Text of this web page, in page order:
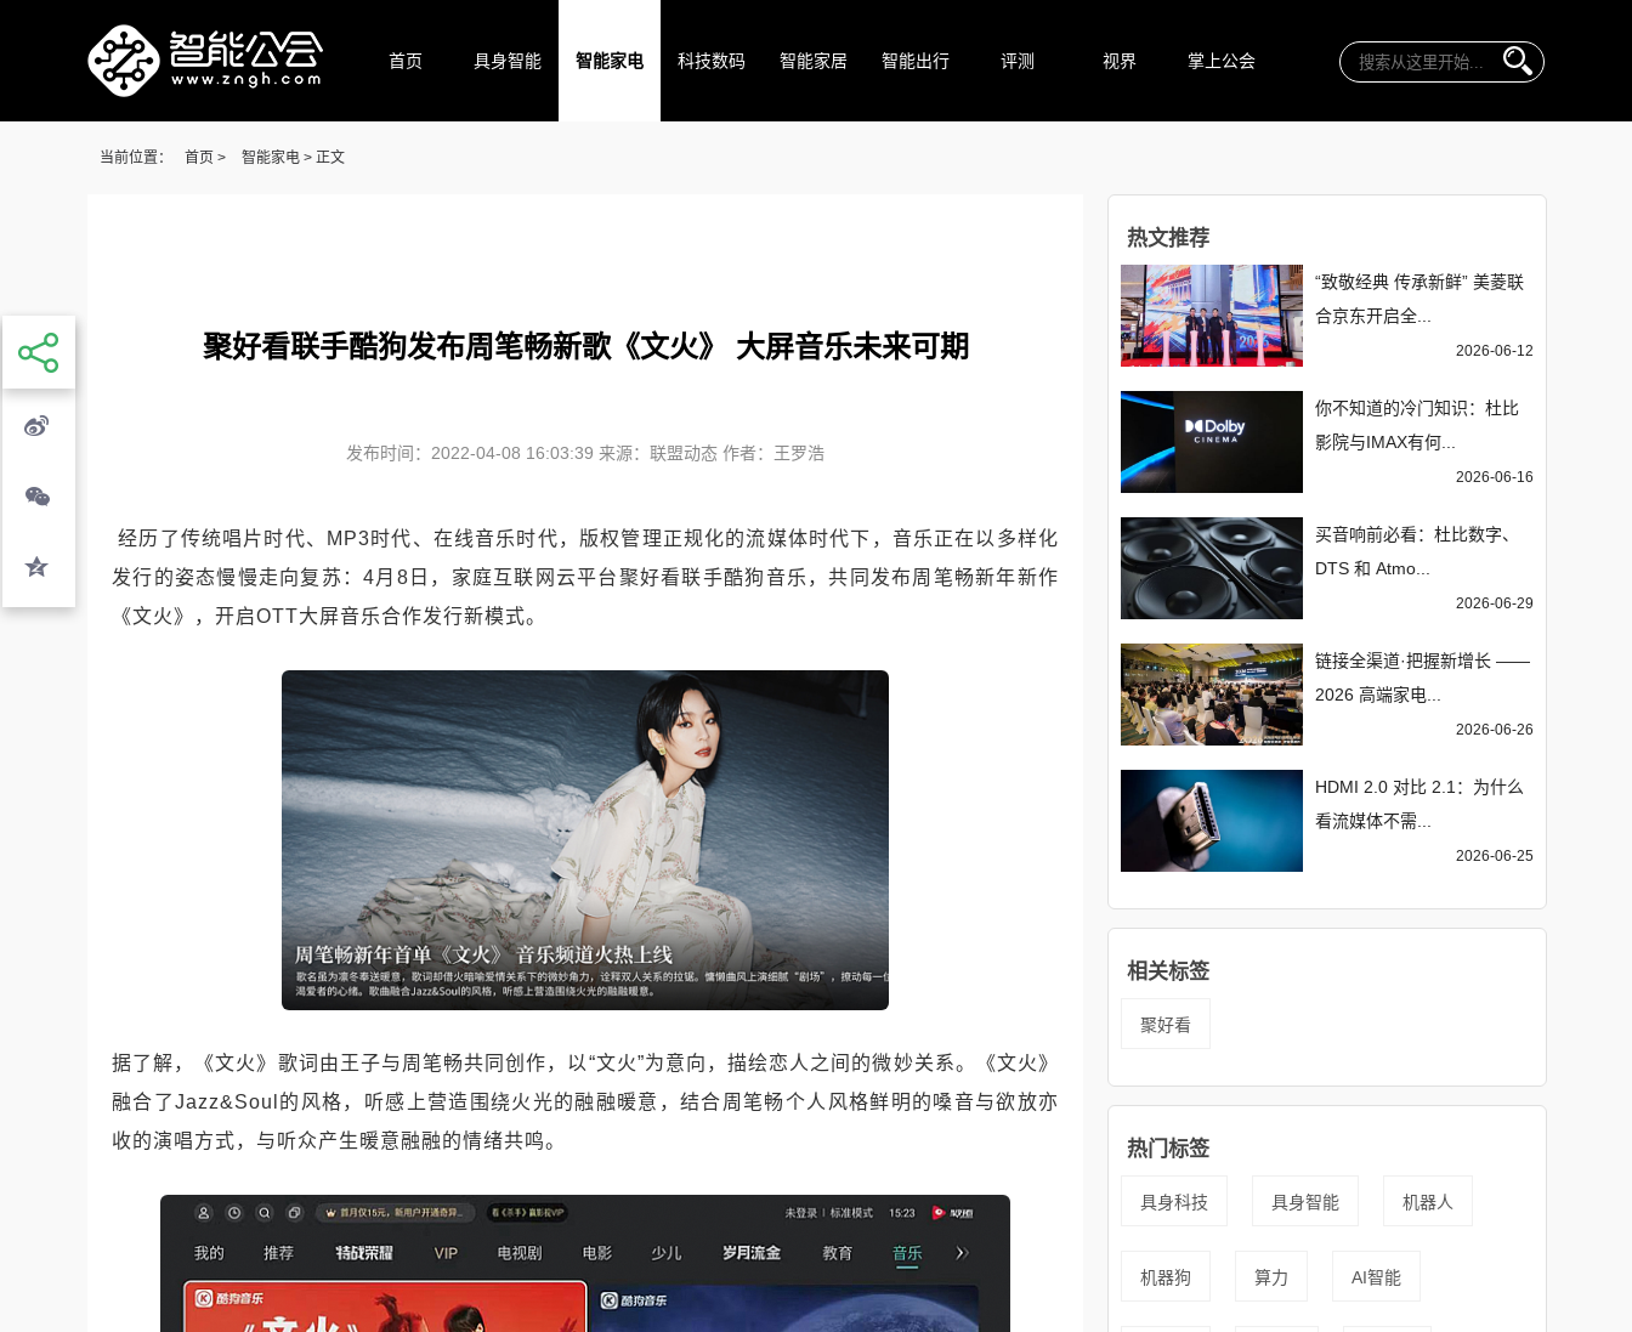
首页 具身智能 智能家电 科技数码 智能家居 智能出行 评测 视界 掌上公会
当前位置： 首页 > 智能家电 > 正文
聚好看联手酷狗发布周笔畅新歌《文火》 大屏音乐未来可期
发布时间：2022-04-08 16:03:39 来源：联盟动态 作者：王罗浩
经历了传统唱片时代、MP3时代、在线音乐时代，版权管理正规化的流媒体时代下，音乐正在以多样化
发行的姿态慢慢走向复苏：4月8日，家庭互联网云平台聚好看联手酷狗音乐，共同发布周笔畅新年新作
《文火》，开启OTT大屏音乐合作发行新模式。
据了解，《文火》歌词由王子与周笔畅共同创作，以“文火”为意向，描绘恋人之间的微妙关系。《文火》
融合了Jazz&Soul的风格，听感上营造围绕火光的融融暖意，结合周笔畅个人风格鲜明的嗓音与欲放亦
收的演唱方式，与听众产生暖意融融的情绪共鸣。
热文推荐
“致敬经典 传承新鲜” 美菱联
合京东开启全...
2026-06-12
你不知道的冷门知识：杜比
影院与IMAX有何...
2026-06-16
买音响前必看：杜比数字、
DTS 和 Atmo...
2026-06-29
链接全渠道·把握新增长 ——
2026 高端家电...
2026-06-26
HDMI 2.0 对比 2.1：为什么
看流媒体不需...
2026-06-25
相关标签
聚好看
热门标签
具身科技 具身智能 机器人
机器狗 算力 AI智能